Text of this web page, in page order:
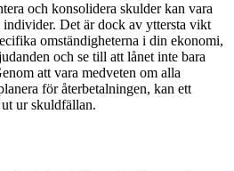
och konsolidera skulder kan vara
Det är dock av yttersta vikt
omständigheterna i din ekonomi,
och se till att lånet inte bara
att vara medveten om alla
för återbetalningen, kan ett
ur skuldfällan.